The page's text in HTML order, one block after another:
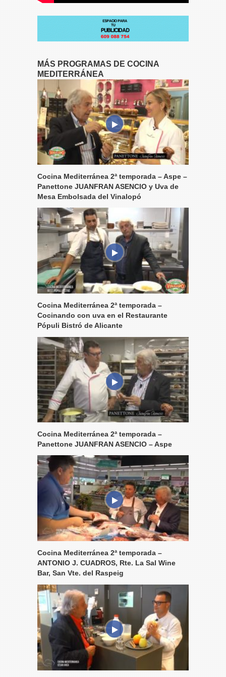
MÁS PROGRAMAS DE COCINA
MEDITERRÁNEA
Cocina Mediterránea 2ª temporada – Aspe –
Panettone JUANFRAN ASENCIO y Uva de
Mesa Embolsada del Vinalopó
Cocina Mediterránea 2ª temporada –
Cocinando con uva en el Restaurante
Pópuli Bistró de Alicante
Cocina Mediterránea 2ª temporada –
Panettone JUANFRAN ASENCIO – Aspe
Cocina Mediterránea 2ª temporada –
ANTONIO J. CUADROS, Rte. La Sal Wine
Bar, San Vte. del Raspeig